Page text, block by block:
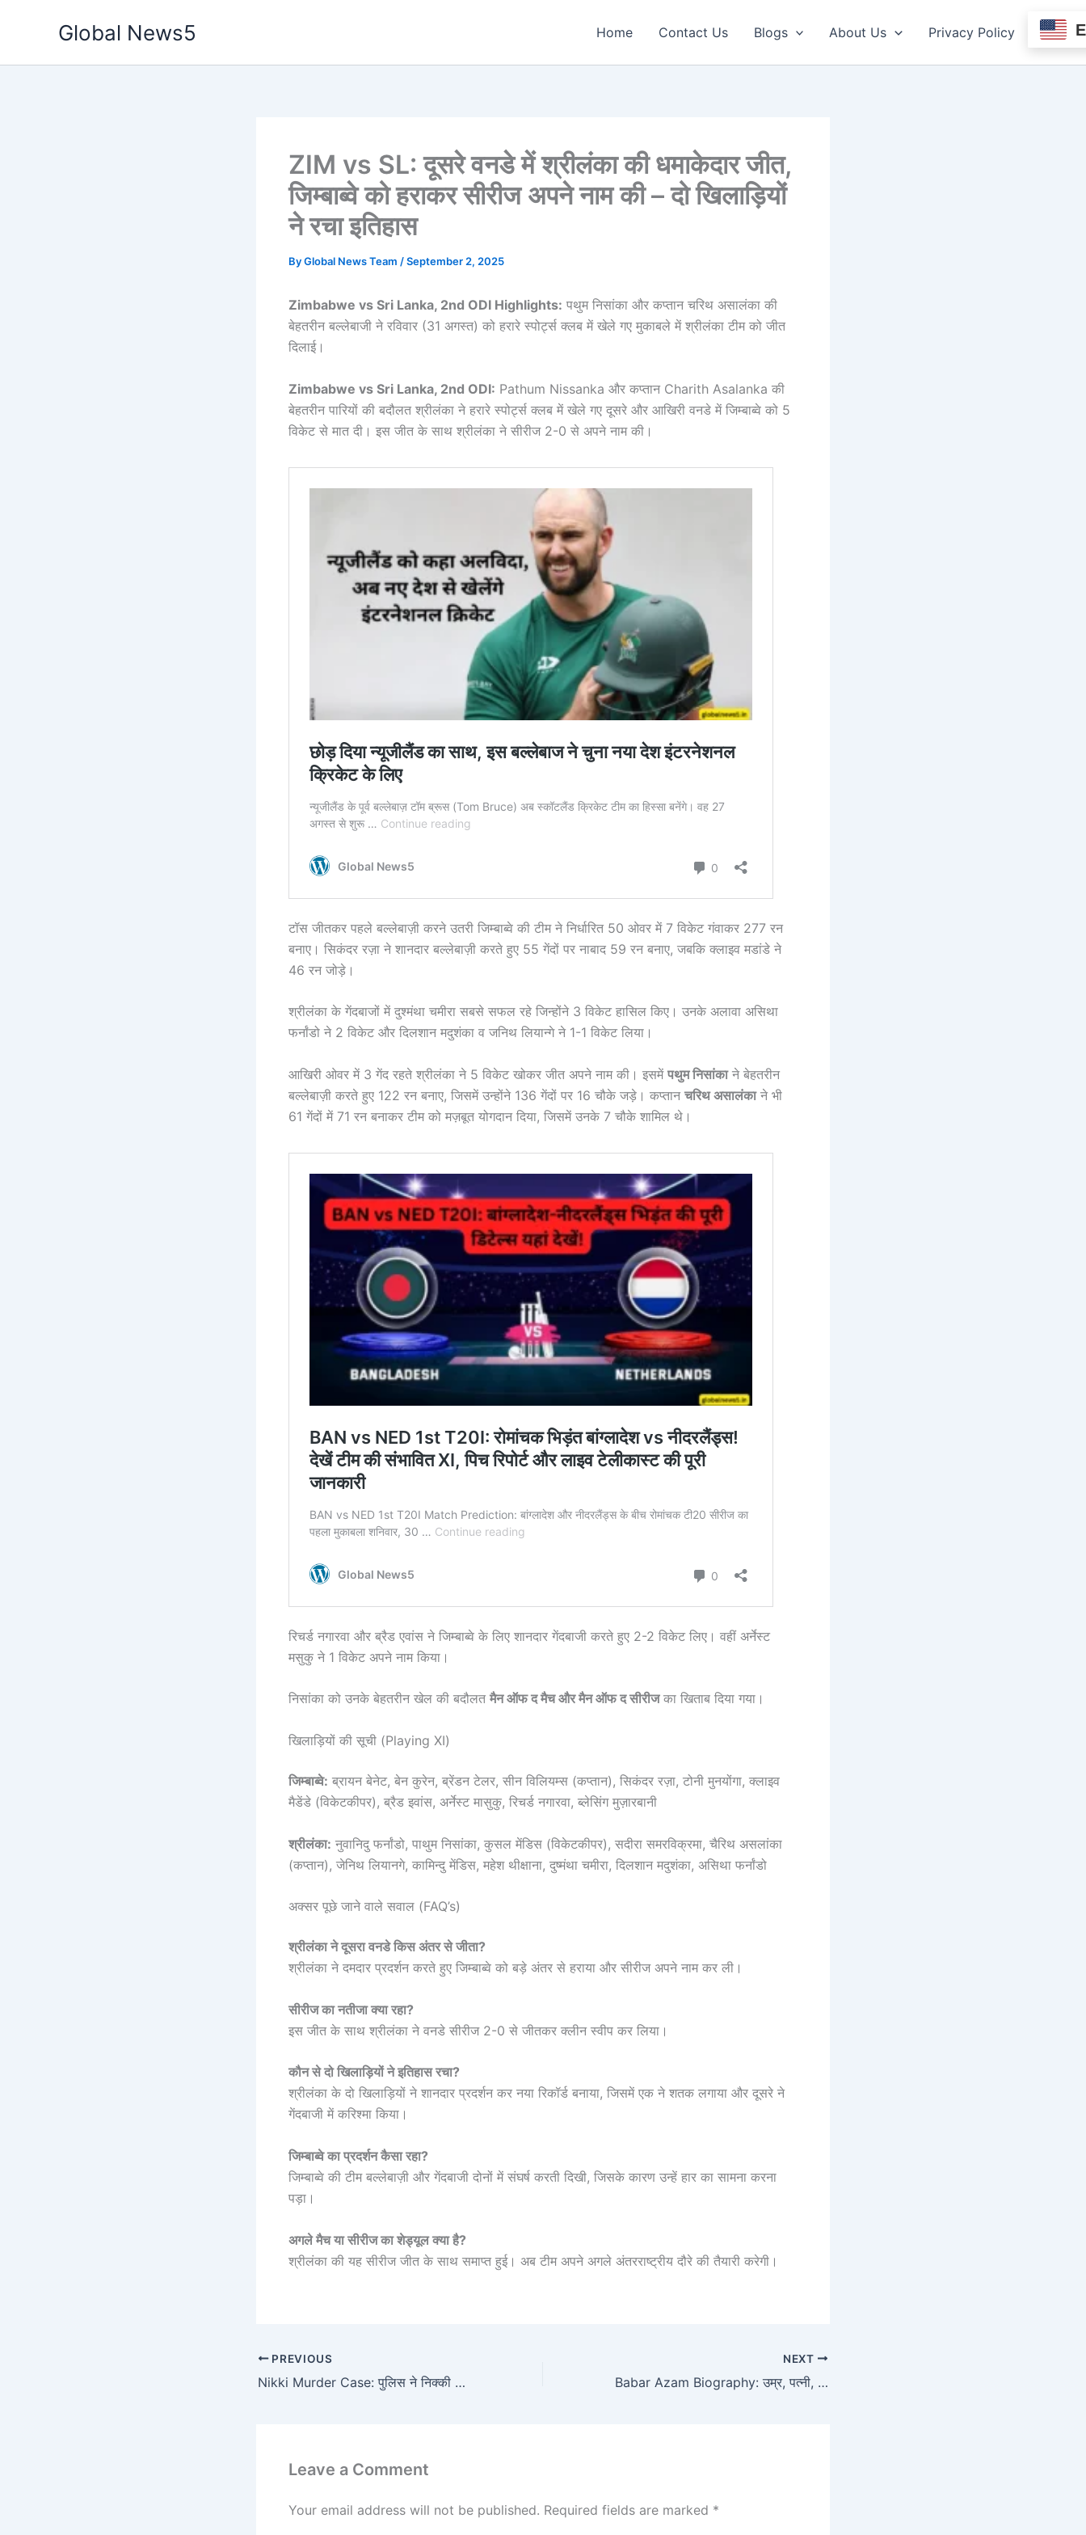
Global News5 Home Contact Us Blogs About Us Privacy Policy
ZIM vs SL: दूसरे वनडे में श्रीलंका की धमाकेदार जीत,
जिम्बाब्वे को हराकर सीरीज अपने नाम की – दो खिलाड़ियों
ने रचा इतिहास
ByGlobal News Team /September 2, 2025
Zimbabwe vs Sri Lanka, 2nd ODI Highlights: पथुम निसांका और कप्तान चरिथ असालंका की
बेहतरीन बल्लेबाजी ने रविवार (31 अगस्त) को हरारे स्पोर्ट्स क्लब में खेले गए मुकाबले में श्रीलंका टीम को जीत
दिलाई।
Zimbabwe vs Sri Lanka, 2nd ODI: Pathum Nissanka और कप्तान Charith Asalanka की
बेहतरीन पारियों की बदौलत श्रीलंका ने हरारे स्पोर्ट्स क्लब में खेले गए दूसरे और आखिरी वनडे में जिम्बाब्वे को 5
विकेट से मात दी। इस जीत के साथ श्रीलंका ने सीरीज 2-0 से अपने नाम की।
टॉस जीतकर पहले बल्लेबाज़ी करने उतरी जिम्बाब्वे की टीम ने निर्धारित 50 ओवर में 7 विकेट गंवाकर 277 रन
बनाए। सिकंदर रज़ा ने शानदार बल्लेबाज़ी करते हुए 55 गेंदों पर नाबाद 59 रन बनाए, जबकि क्लाइव मडांडे ने
46 रन जोड़े।
श्रीलंका के गेंदबाजों में दुश्मंथा चमीरा सबसे सफल रहे जिन्होंने 3 विकेट हासिल किए। उनके अलावा असिथा
फर्नांडो ने 2 विकेट और दिलशान मदुशंका व जनिथ लियान्गे ने 1-1 विकेट लिया।
आखिरी ओवर में 3 गेंद रहते श्रीलंका ने 5 विकेट खोकर जीत अपने नाम की। इसमें पथुम निसांकाने बेहतरीन
बल्लेबाज़ी करते हुए 122 रन बनाए, जिसमें उन्होंने 136 गेंदों पर 16 चौके जड़े। कप्तान चरिथ असालंकाने भी
61 गेंदों में 71 रन बनाकर टीम को मज़बूत योगदान दिया, जिसमें उनके 7 चौके शामिल थे।
रिचर्ड नगारवा और ब्रैड एवांस ने जिम्बाब्वे के लिए शानदार गेंदबाजी करते हुए 2-2 विकेट लिए। वहीं अर्नेस्ट
मसुकु ने 1 विकेट अपने नाम किया।
निसांका को उनके बेहतरीन खेल की बदौलत मैन ऑफ द मैच और मैन ऑफ द सीरीजका खिताब दिया गया।
खिलाड़ियों की सूची (Playing XI)
जिम्बाब्वे: ब्रायन बेनेट, बेन कुरेन, ब्रेंडन टेलर, सीन विलियम्स (कप्तान), सिकंदर रज़ा, टोनी मुनयोंगा, क्लाइव
मैडेंडे (विकेटकीपर), ब्रैड इवांस, अर्नेस्ट मासुकु, रिचर्ड नगारवा, ब्लेसिंग मुज़ारबानी
श्रीलंका: नुवानिदु फर्नांडो, पाथुम निसांका, कुसल मेंडिस (विकेटकीपर), सदीरा समरविक्रमा, चैरिथ असलांका
(कप्तान), जेनिथ लियानगे, कामिन्दु मेंडिस, महेश थीक्षाना, दुष्मंथा चमीरा, दिलशान मदुशंका, असिथा फर्नांडो
अक्सर पूछे जाने वाले सवाल (FAQ’s)
श्रीलंका ने दूसरा वनडे किस अंतर से जीता?
श्रीलंका ने दमदार प्रदर्शन करते हुए जिम्बाब्वे को बड़े अंतर से हराया और सीरीज अपने नाम कर ली।
सीरीज का नतीजा क्या रहा?
इस जीत के साथ श्रीलंका ने वनडे सीरीज 2-0 से जीतकर क्लीन स्वीप कर लिया।
कौन से दो खिलाड़ियों ने इतिहास रचा?
श्रीलंका के दो खिलाड़ियों ने शानदार प्रदर्शन कर नया रिकॉर्ड बनाया, जिसमें एक ने शतक लगाया और दूसरे ने
गेंदबाजी में करिश्मा किया।
जिम्बाब्वे का प्रदर्शन कैसा रहा?
जिम्बाब्वे की टीम बल्लेबाज़ी और गेंदबाजी दोनों में संघर्ष करती दिखी, जिसके कारण उन्हें हार का सामना करना
पड़ा।
अगले मैच या सीरीज का शेड्यूल क्या है?
श्रीलंका की यह सीरीज जीत के साथ समाप्त हुई। अब टीम अपने अगले अंतरराष्ट्रीय दौरे की तैयारी करेगी।
PREVIOUS
Nikki Murder Case: पुलिस ने निक्की के घर पर छापा मारा, पिता, भाई और बेटे से की पूछताछ; मोबाइल का गायब होना बना रहस्य।
NEXT
Babar Azam Biography: उम्र, पत्नी, आय, रिकॉर्ड्स, परिवार और जीवन से जुड़ी रोचक जानकारियाँ
Leave a Comment
Your email address will not be published. Required fields are marked *